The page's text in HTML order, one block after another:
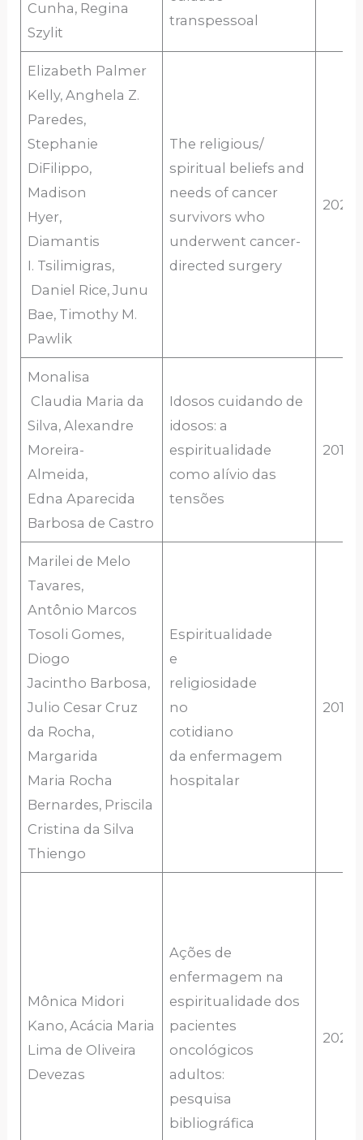
Cunha, Regina
Szylit
transpessoal
Elizabeth Palmer
Kelly, Anghela Z.
Paredes,
Stephanie
DiFilippo,
Madison
Hyer,
Diamantis
I. Tsilimigras,
Daniel Rice, Junu
Bae, Timothy M.
Pawlik
The religious/
spiritual beliefs and
needs of cancer
survivors who
underwent cancer-
directed surgery
2020
Monalisa
Claudia Maria da
Silva, Alexandre
Moreira-
Almeida,
Edna Aparecida
Barbosa de Castro
Idosos cuidando de
idosos: a
espiritualidade
como alívio das
tensões
2018
Marilei de Melo
Tavares,
Antônio Marcos
Tosoli Gomes,
Diogo
Jacintho Barbosa,
Julio Cesar Cruz
da Rocha,
Margarida
Maria Rocha
Bernardes, Priscila
Cristina da Silva
Thiengo
Espiritualidade
e
religiosidade
no
cotidiano
da enfermagem
hospitalar
2018
Mônica Midori
Kano, Acácia Maria
Lima de Oliveira
Devezas
Ações de
enfermagem na
espiritualidade dos
pacientes
oncológicos
adultos:
pesquisa
bibliográfica
2020